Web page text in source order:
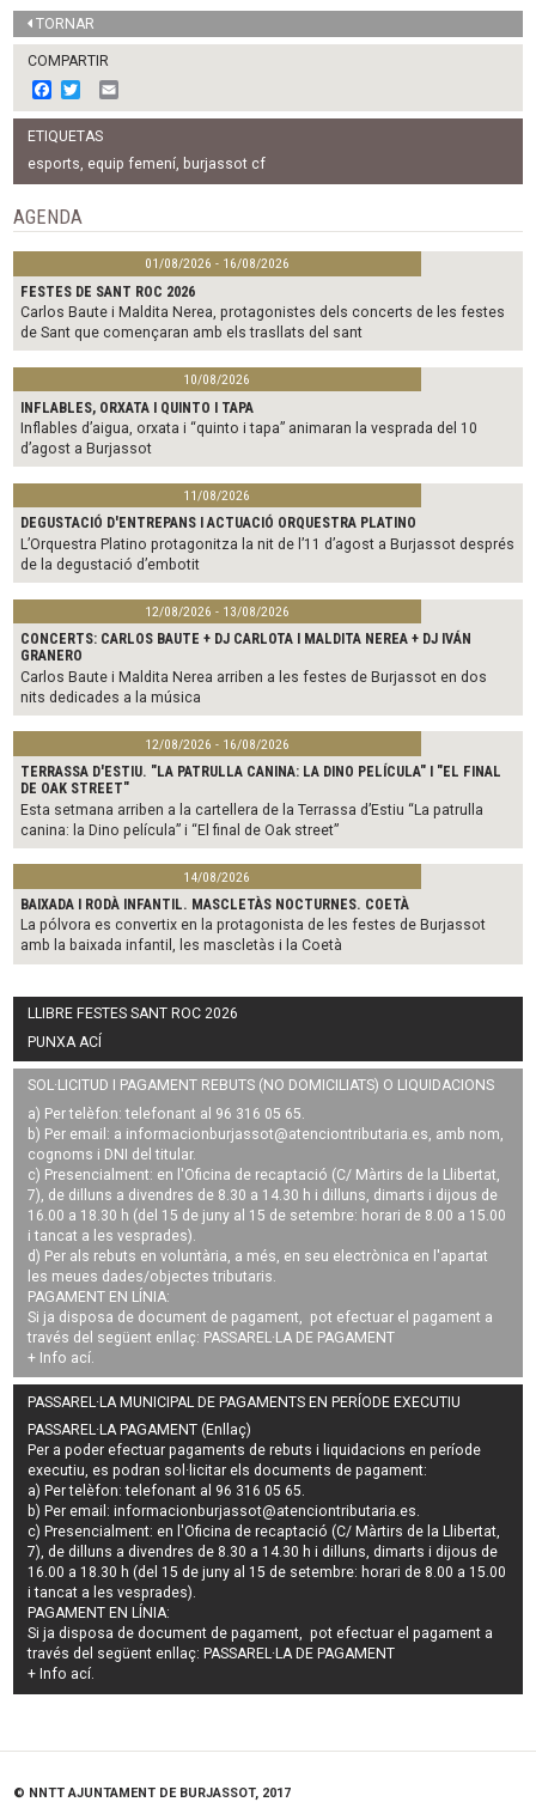
TORNAR
COMPARTIR
F
a
c
e
b
o
o
k
w
i
t
t
e
m
l
ETIQUETAS
esports, equip femení, burjassot cf
AGENDA
01/08/2026 - 16/08/2026
FESTES DE SANT ROC 2026
Carlos Baute i Maldita Nerea, protagonistes dels concerts de les festes
de Sant que començaran amb els trasllats del sant
10/08/2026
INFLABLES, ORXATA I QUINTO I TAPA
Inflables d’aigua, orxata i “quinto i tapa” animaran la vesprada del 10
d’agost a Burjassot
11/08/2026
DEGUSTACIÓ D'ENTREPANS I ACTUACIÓ ORQUESTRA PLATINO
L’Orquestra Platino protagonitza la nit de l’11 d’agost a Burjassot després
de la degustació d’embotit
12/08/2026 - 13/08/2026
CONCERTS: CARLOS BAUTE + DJ CARLOTA I MALDITA NEREA + DJ IVÁN
GRANERO
Carlos Baute i Maldita Nerea arriben a les festes de Burjassot en dos
nits dedicades a la música
12/08/2026 - 16/08/2026
TERRASSA D'ESTIU. "LA PATRULLA CANINA: LA DINO PELÍCULA" I "EL FINAL
DE OAK STREET"
Esta setmana arriben a la cartellera de la Terrassa d’Estiu “La patrulla
canina: la Dino película” i “El final de Oak street”
14/08/2026
BAIXADA I RODÀ INFANTIL. MASCLETÀS NOCTURNES. COETÀ
La pólvora es convertix en la protagonista de les festes de Burjassot
amb la baixada infantil, les mascletàs i la Coetà
LLIBRE FESTES SANT ROC 2026
PUNXA ACÍ
SOL·LICITUD I PAGAMENT REBUTS (NO DOMICILIATS) O LIQUIDACIONS
a) Per telèfon: telefonant al 96 316 05 65.
b) Per email: a informacionburjassot@atenciontributaria.es, amb nom,
cognoms i DNI del titular.
c) Presencialment: en l'Oficina de recaptació (C/ Màrtirs de la Llibertat,
7), de dilluns a divendres de 8.30 a 14.30 h i dilluns, dimarts i dijous de
16.00 a 18.30 h (del 15 de juny al 15 de setembre: horari de 8.00 a 15.00
i tancat a les vesprades).
d) Per als rebuts en voluntària, a més, en seu electrònica en l'apartat
les meues dades/objectes tributaris.
PAGAMENT EN LÍNIA:
Si ja disposa de document de pagament, pot efectuar el pagament a
través del següent enllaç: PASSAREL·LA DE PAGAMENT
+ Info ací.
PASSAREL·LA MUNICIPAL DE PAGAMENTS EN PERÍODE EXECUTIU
PASSAREL·LA PAGAMENT (Enllaç)
Per a poder efectuar pagaments derebuts i liquidacions en període
executiu, es podran sol·licitar els documents de pagament:
a) Per telèfon: telefonant al 96 316 05 65.
b) Per email:informacionburjassot@atenciontributaria.es.
c) Presencialment: en l'Oficina de recaptació (C/ Màrtirs de la Llibertat,
7), de dilluns a divendres de 8.30 a 14.30 h i dilluns, dimarts i dijous de
16.00 a 18.30 h (del 15 de juny al 15 de setembre: horari de 8.00 a 15.00
i tancat a les vesprades).
PAGAMENT EN LÍNIA:
Si ja disposa de document de pagament, pot efectuar el pagament a
través del següent enllaç: PASSAREL·LA DE PAGAMENT
+ Info ací.
© NNTT AJUNTAMENT DE BURJASSOT, 2017